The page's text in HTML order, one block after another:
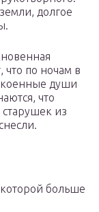
долгое
по ночам в
души
что
из
больше